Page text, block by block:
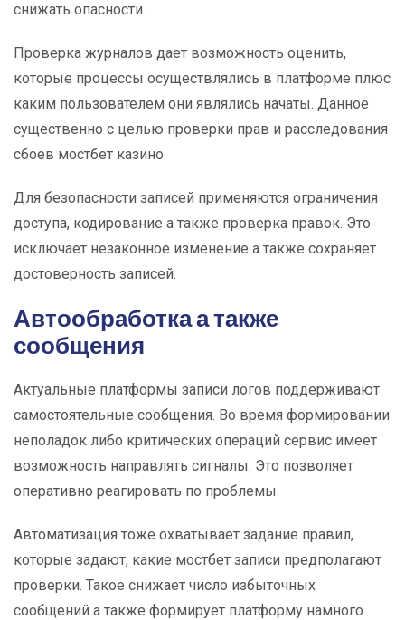
снижать опасности.
Проверка журналов дает возможность оценить,
которые процессы осуществлялись в платформе плюс
каким пользователем они являлись начаты. Данное
существенно с целью проверки прав и расследования
сбоев мостбет казино.
Для безопасности записей применяются ограничения
доступа, кодирование а также проверка правок. Это
исключает незаконное изменение а также сохраняет
достоверность записей.
Автообработка а также
сообщения
Актуальные платформы записи логов поддерживают
самостоятельные сообщения. Во время формировании
неполадок либо критических операций сервис имеет
возможность направлять сигналы. Это позволяет
оперативно реагировать по проблемы.
Автоматизация тоже охватывает задание правил,
которые задают, какие мостбет записи предполагают
проверки. Такое снижает число избыточных
сообщений а также формирует платформу намного